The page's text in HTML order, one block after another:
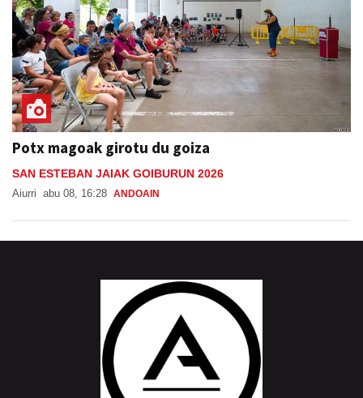
Potx magoak girotu du goiza
SAN ESTEBAN JAIAK GOIBURUN 2026
Aiurri abu 08, 16:28 ANDOAIN